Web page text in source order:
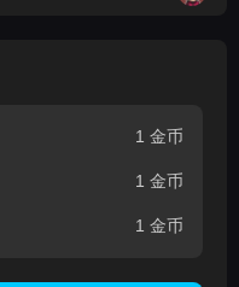
1 金币
1 金币
1 金币